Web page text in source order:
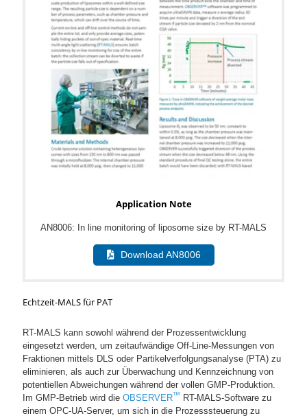
Application Note
AN8006: In line monitoring of liposome size by RT-MALS
Download AN8006
Echtzeit-MALS für PAT
RT-MALS kann sowohl während der Prozessentwicklung
eingesetzt werden, um zeitaufwändige Off-Line-Messungen von
Fraktionen mittels DLS oder Partikelverfolgungsanalyse (PTA) zu
eliminieren, als auch zur Überwachung und Kennzeichnung von
potentiellen Abweichungen während der vollen GMP-Produktion.
Im GMP-Betrieb wird die OBSERVER™ RT-MALS-Software zu
einem OPC-UA-Server, um sich in die Prozesssteuerung zu